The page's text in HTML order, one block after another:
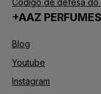
Código de defesa do
+AAZ PERFUMES
Blog
Youtube
Instagram